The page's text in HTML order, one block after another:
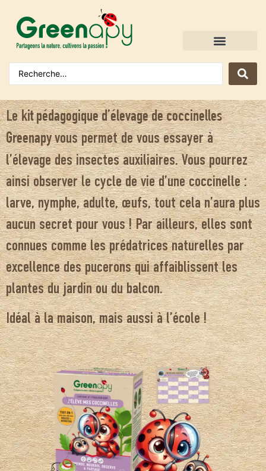
Lekit pédagogique d’élevage de coccinelles
Greenapyvous permet de vous essayer à
l’élevage des insectes auxiliaires. Vous pourrez
ainsi observer le cycle de vie d’une coccinelle :
larve, nymphe, adulte, œufs, tout cela n’aura plus
aucun secret pour vous ! Par ailleurs, elles sont
connues comme les prédatrices naturelles par
excellence des pucerons qui affaiblissent les
plantes du jardin ou du balcon.
Idéal à la maison, mais aussi à l’école !